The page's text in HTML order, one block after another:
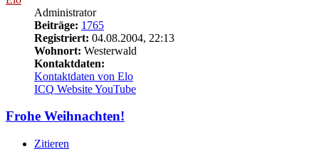
Administrator
Beiträge: 1765
Registriert: 04.08.2004, 22:13
Wohnort: Westerwald
Kontaktdaten:
Kontaktdaten von Elo
ICQ WebsiteYouTube
Frohe Weihnachten!
Zitieren